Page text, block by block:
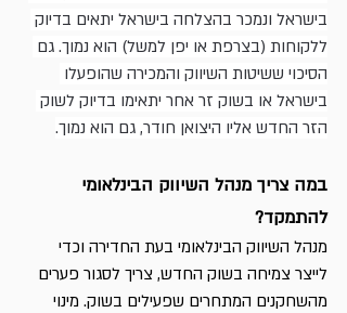
בישראל ונמכר בהצלחה בישראל יתאים בדיוק
ללקוחות (בצרפת או יפן למשל) הוא נמוך. גם
הסיכוי ששיטות השיווק והמכירה שהופעלו
בישראל או בשוק זר אחר יתאימו בדיוק לשוק
הזר החדש אליו היצואן חודר, גם הוא נמוך.
במה צריך מנהל השיווק הבינלאומי
להתמקד?
מנהל השיווק הבינלאומי בעת החדירה וכדי
לייצר צמיחה בשוק החדש, צריך לסגור פערים
מהשחקנים המתחרים שפעילים בשוק. מינוי